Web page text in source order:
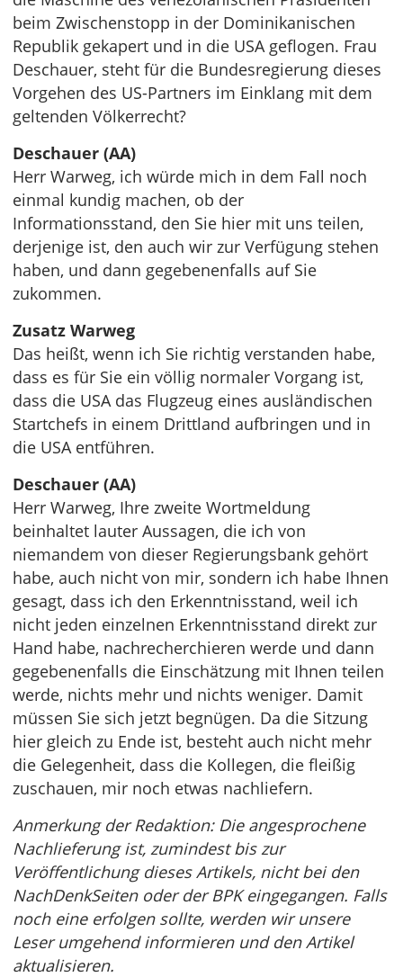
beim Zwischenstopp in der Dominikanischen
Republik gekapert und in die USA geflogen. Frau
Deschauer, steht für die Bundesregierung dieses
Vorgehen des US-Partners im Einklang mit dem
geltenden Völkerrecht?
Deschauer (AA)
Herr Warweg, ich würde mich in dem Fall noch
einmal kundig machen, ob der
Informationsstand, den Sie hier mit uns teilen,
derjenige ist, den auch wir zur Verfügung stehen
haben, und dann gegebenenfalls auf Sie
zukommen.
Zusatz Warweg
Das heißt, wenn ich Sie richtig verstanden habe,
dass es für Sie ein völlig normaler Vorgang ist,
dass die USA das Flugzeug eines ausländischen
Startchefs in einem Drittland aufbringen und in
die USA entführen.
Deschauer (AA)
Herr Warweg, Ihre zweite Wortmeldung
beinhaltet lauter Aussagen, die ich von
niemandem von dieser Regierungsbank gehört
habe, auch nicht von mir, sondern ich habe Ihnen
gesagt, dass ich den Erkenntnisstand, weil ich
nicht jeden einzelnen Erkenntnisstand direkt zur
Hand habe, nachrecherchieren werde und dann
gegebenenfalls die Einschätzung mit Ihnen teilen
werde, nichts mehr und nichts weniger. Damit
müssen Sie sich jetzt begnügen. Da die Sitzung
hier gleich zu Ende ist, besteht auch nicht mehr
die Gelegenheit, dass die Kollegen, die fleißig
zuschauen, mir noch etwas nachliefern.
Anmerkung der Redaktion: Die angesprochene
Nachlieferung ist, zumindest bis zur
Veröffentlichung dieses Artikels, nicht bei den
NachDenkSeitenoder der BPK eingegangen. Falls
noch eine erfolgen sollte, werden wir unsere
Leser umgehend informieren und den Artikel
aktualisieren.